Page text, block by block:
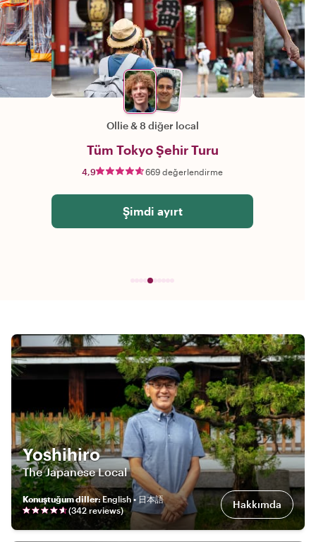
Ollie &8 diğer local
Tüm Tokyo Şehir Turu
4,9 669 değerlendirme
Şimdi ayırt
Yoshihiro
The Japanese Local
Konuştuğum diller:English • 日本語
(342reviews) Hakkımda